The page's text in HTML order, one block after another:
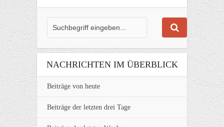
NACHRICHTEN IM ÜBERBLICK
Beiträge von heute
Beiträge der letzten drei Tage